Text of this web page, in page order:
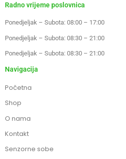
Radno vrijeme poslovnica
Ponedjeljak – Subota: 08:00 – 17:00
Ponedjeljak – Subota: 08:30 – 21:00
Ponedjeljak – Subota: 08:30 – 21:00
Navigacija
Početna
Shop
O nama
Kontakt
Senzorne sobe